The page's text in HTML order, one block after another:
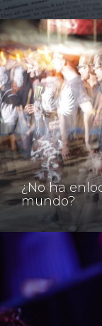
¿No ha
mundo?